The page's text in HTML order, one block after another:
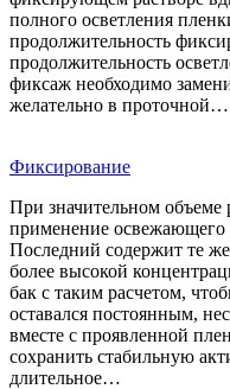
полного осветления
продолжительность
продолжительность
фиксаж необходимо
желательно в проточной…
Фиксирование
При значительном объеме
применение освежающего
Последний содержит те
более высокой
бак с таким расчетом,
оставался постоянным,
вместе с проявленной
сохранить стабильную
длительное…